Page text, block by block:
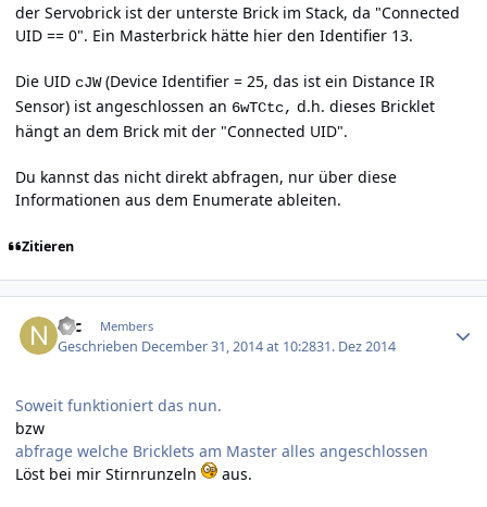
der Servobrick ist der unterste Brick im Stack, da "Connected
UID == 0". Ein Masterbrick hätte hier den Identifier 13.
Die UID cJW(Device Identifier = 25, das ist ein Distance IR
Sensor) ist angeschlossen an 6wTCtc, d.h. dieses Bricklet
hängt an dem Brick mit der "Connected UID".
Du kannst das nicht direkt abfragen, nur über diese
Informationen aus dem Enumerate ableiten.
Zitieren
Nic Members
Geschrieben December 31, 2014 at 10:2831. Dez 2014
Soweit funktioniert das nun.
bzw
abfrage welche Bricklets am Master alles angeschlossen
Löst bei mir Stirnrunzeln
aus.